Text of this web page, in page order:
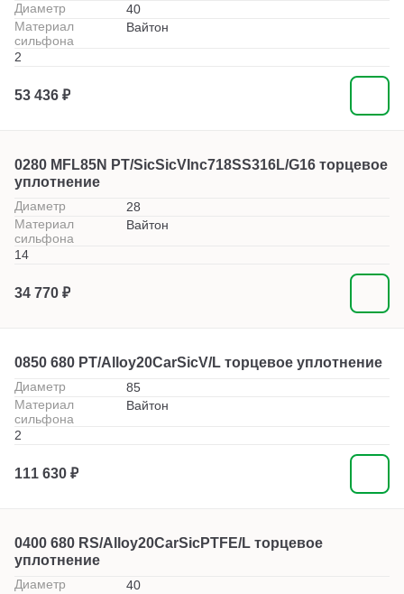
Диаметр
40
Материал
сильфона
Вайтон
2
53 436 ₽
0280 MFL85N PT/SicSicVInc718SS316L/G16 торцевое
уплотнение
Диаметр
28
Материал
сильфона
Вайтон
14
34 770 ₽
0850 680 PT/Alloy20CarSicV/L торцевое уплотнение
Диаметр
85
Материал
сильфона
Вайтон
2
111 630 ₽
0400 680 RS/Alloy20CarSicPTFE/L торцевое
уплотнение
Диаметр
40